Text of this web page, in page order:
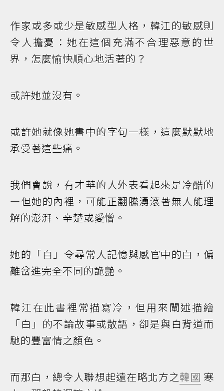
作家或多或少是敏感型人格，韓江的敏感則
令人擔憂：她在這個充滿不合理惡意的世
界，怎麼愉快順心地活著的？
或許她並沒有。
或許她就像她書中的字句一樣，這麼默默地
承受著這些痛。
我們會說，有才華的人外表看起來是冷酷的
—但她的內裡，可能正翻騰湧滾著無人能理
解的澎湃、辛楚或愛憎。
她的「白」令尋常人記憶與感官中的白，偏
離岔進完全不同的詭艷。
韓江在此書裡常描寫冷，但用來闡述描繪
「白」的不論故事或散語，卻是與白背道而
馳的豐富情之顏色。
而那白，總令人聯想起遠在略北方之韓國 寒